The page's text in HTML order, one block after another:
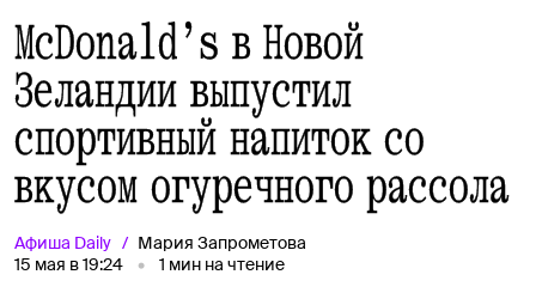
McDonald’s в Новой
Зеландии выпустил
спортивный напиток со
вкусом огуречного рассола
Афиша Daily
Мария Запрометова
15 мая в 19:24
1 мин на чтение